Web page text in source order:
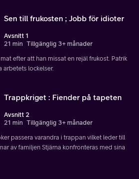
Sen till frukosten ; Jobb för idioter
Avsnitt 1
21 min Tillgänglig 3+ månader
efter att han missat en rejäl frukost. Patrik
arbetets lockelser.
Trappkriget : Fiender på tapeten
Avsnitt 2
21 min Tillgänglig 3+ månader
passera varandra i trappan vilket leder till
av familjen Stjärna konfronteras med sina